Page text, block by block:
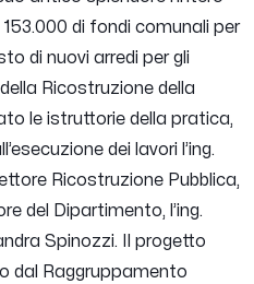
di fondi comunali per
di nuovi arredi per gli
Ricostruzione della
le istruttorie della pratica,
dei lavori l’ing.
Ricostruzione Pubblica,
del Dipartimento, l’ing.
Spinozzi.
Il progetto
dal Raggruppamento